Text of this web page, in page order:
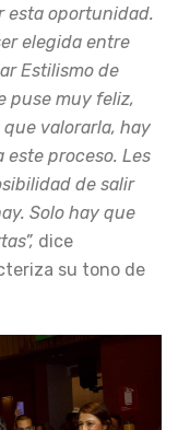
esta oportunidad.
elegida entre
Estilismo de
puse muy feliz,
valorarla, hay
este proceso. Les
de salir
Solo hay que
dice
su tono de